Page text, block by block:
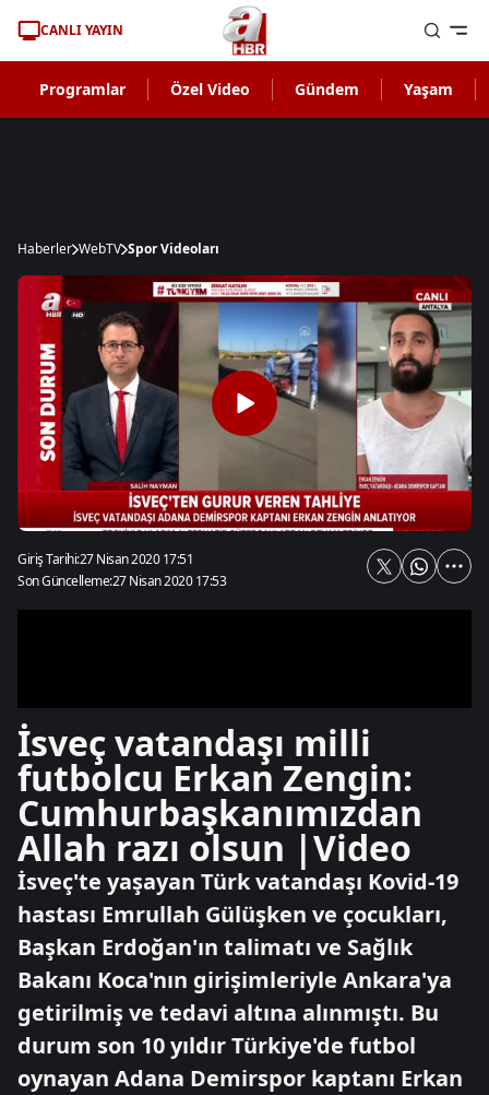
CANLI YAYIN
Programlar Özel Video Gündem Yaşam
Haberler WebTV Spor Videoları
Giriş Tarihi:27 Nisan 2020 17:51
Son Güncelleme:27 Nisan 2020 17:53
İsveç vatandaşı milli
futbolcu Erkan Zengin:
Cumhurbaşkanımızdan
Allah razı olsun |Video
İsveç'te yaşayan Türk vatandaşı Kovid-19
hastası Emrullah Gülüşken ve çocukları,
Başkan Erdoğan'ın talimatı ve Sağlık
Bakanı Koca'nın girişimleriyle Ankara'ya
getirilmiş ve tedavi altına alınmıştı. Bu
durum son 10 yıldır Türkiye'de futbol
oynayan Adana Demirspor kaptanı Erkan